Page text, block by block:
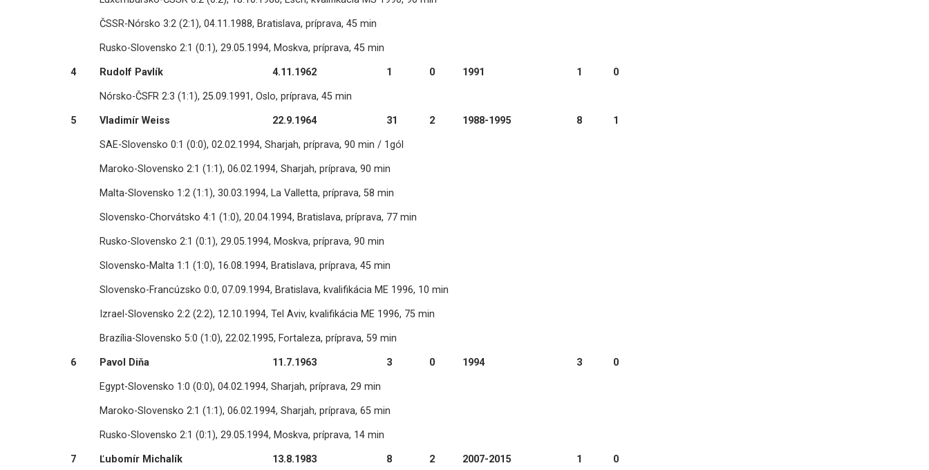
ČSSR-Nórsko 3:2 (2:1), 04.11.1988, Bratislava, príprava, 45 min
Rusko-Slovensko 2:1 (0:1), 29.05.1994, Moskva, príprava, 45 min
4 Rudolf Pavlík 4.11.1962 1 0 1991 1 0
Nórsko-ČSFR 2:3 (1:1), 25.09.1991, Oslo, príprava, 45 min
5 Vladimír Weiss 22.9.1964 31 2 1988-1995 8 1
SAE-Slovensko 0:1 (0:0), 02.02.1994, Sharjah, príprava, 90 min / 1gól
Maroko-Slovensko 2:1 (1:1), 06.02.1994, Sharjah, príprava, 90 min
Malta-Slovensko 1:2 (1:1), 30.03.1994, La Valletta, príprava, 58 min
Slovensko-Chorvátsko 4:1 (1:0), 20.04.1994, Bratislava, príprava, 77 min
Rusko-Slovensko 2:1 (0:1), 29.05.1994, Moskva, príprava, 90 min
Slovensko-Malta 1:1 (1:0), 16.08.1994, Bratislava, príprava, 45 min
Slovensko-Francúzsko 0:0, 07.09.1994, Bratislava, kvalifikácia ME 1996, 10 min
Izrael-Slovensko 2:2 (2:2), 12.10.1994, Tel Aviv, kvalifikácia ME 1996, 75 min
Brazília-Slovensko 5:0 (1:0), 22.02.1995, Fortaleza, príprava, 59 min
6 Pavol Diňa 11.7.1963 3 0 1994 3 0
Egypt-Slovensko 1:0 (0:0), 04.02.1994, Sharjah, príprava, 29 min
Maroko-Slovensko 2:1 (1:1), 06.02.1994, Sharjah, príprava, 65 min
Rusko-Slovensko 2:1 (0:1), 29.05.1994, Moskva, príprava, 14 min
7 Ľubomír Michalík 13.8.1983 8 2 2007-2015 1 0